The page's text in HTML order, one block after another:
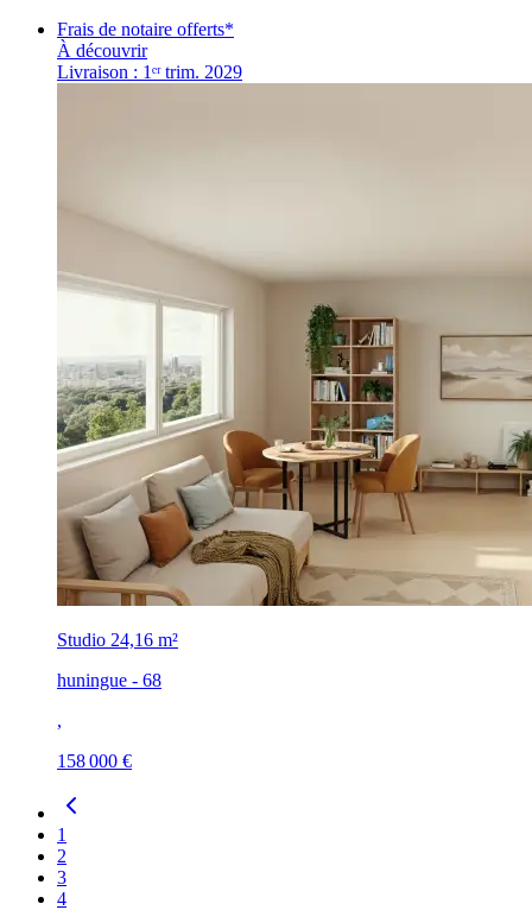
Frais de notaire offerts*
À découvrir
Livraison : 1ᵉʳ trim. 2029
Studio 24,16 m²
huningue - 68
,
158 000 €
1
2
3
4